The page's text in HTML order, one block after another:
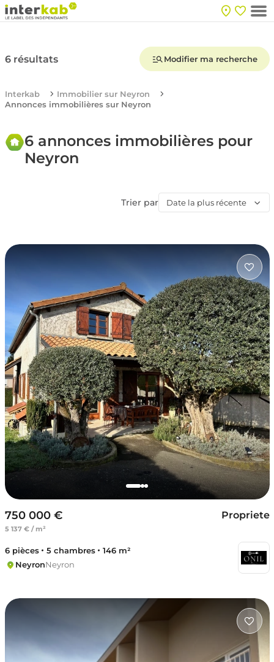
6 résultats Modifier ma recherche
Interkab
Immobilier sur Neyron
Annonces immobilières sur Neyron
6 annonces immobilières pour
Neyron
Trier par Date la plus récente
750 000 €
5 137 € / m²
Propriete
6 pièces 5 chambres
146 m²
NeyronNeyron